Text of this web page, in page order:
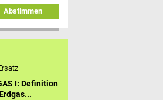
Abstimmen
I: Definition